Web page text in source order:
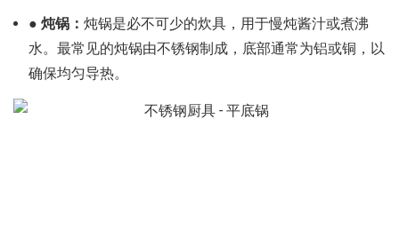
● 炖锅： 炖锅是必不可少的炊具，用于慢炖酱汁或煮沸
水。最常见的炖锅由不锈钢制成，底部通常为铝或铜，以
确保均匀导热。